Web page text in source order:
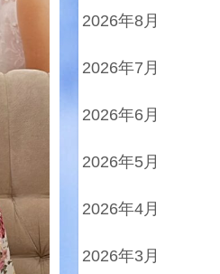
2026年8月
2026年7月
2026年6月
2026年5月
2026年4月
2026年3月